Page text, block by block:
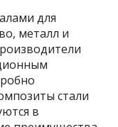
для
металл и
стали
в